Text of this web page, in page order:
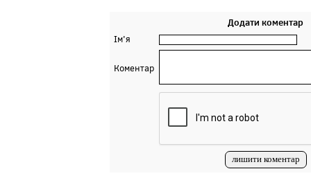
Додати коментар
Ім'я
Коментар